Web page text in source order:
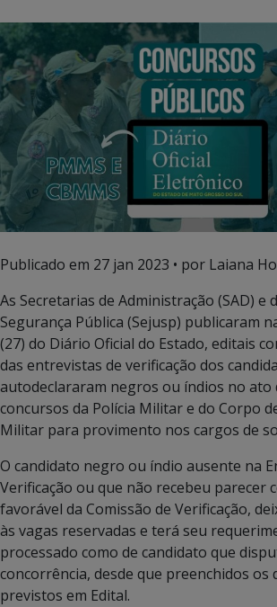
Publicado em 27 jan 2023 • por Laiana
As Secretarias de Administração (SAD) e
Segurança Pública (Sejusp) publicaram
(27) do Diário Oficial do Estado, editais
das entrevistas de verificação dos
autodeclararam negros ou índios no ato
concursos da Polícia Militar e do Corpo
Militar para provimento nos cargos de
O candidato negro ou índio ausente na
Verificação ou que não recebeu parecer
favorável da Comissão de Verificação,
às vagas reservadas e terá seu
processado como de candidato que
concorrência, desde que preenchidos os
previstos em Edital.